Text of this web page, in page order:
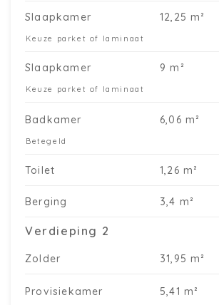
Slaapkamer 12,25 m²
Keuze parket of laminaat
Slaapkamer 9 m²
Keuze parket of laminaat
Badkamer 6,06 m²
Betegeld
Toilet 1,26 m²
Berging 3,4 m²
Verdieping 2
Zolder 31,95 m²
Provisiekamer 5,41 m²